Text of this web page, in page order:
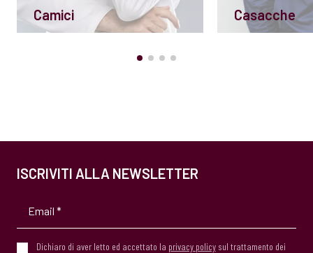
Camici Casacche
ISCRIVITI ALLA NEWSLETTER
Dichiaro di aver letto ed accettato la privacy policy sul trattamento dei